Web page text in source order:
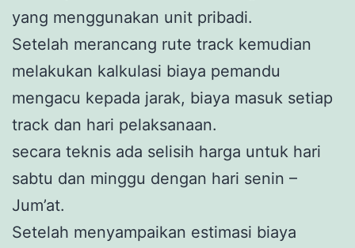
yang menggunakan unit pribadi.
Setelah merancang rute track kemudian
melakukan kalkulasi biaya pemandu
mengacu kepada jarak, biaya masuk setiap
track dan hari pelaksanaan.
secara teknis ada selisih harga untuk hari
sabtu dan minggu dengan hari senin –
Jum’at.
Setelah menyampaikan estimasi biaya